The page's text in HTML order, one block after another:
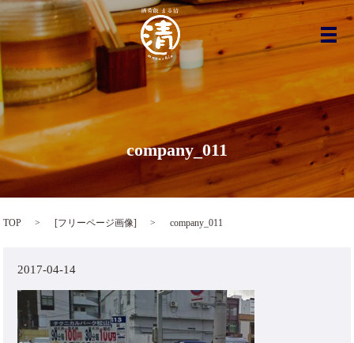
メ
company_011
TOP [フリーページ画像] company_011
2017-04-14